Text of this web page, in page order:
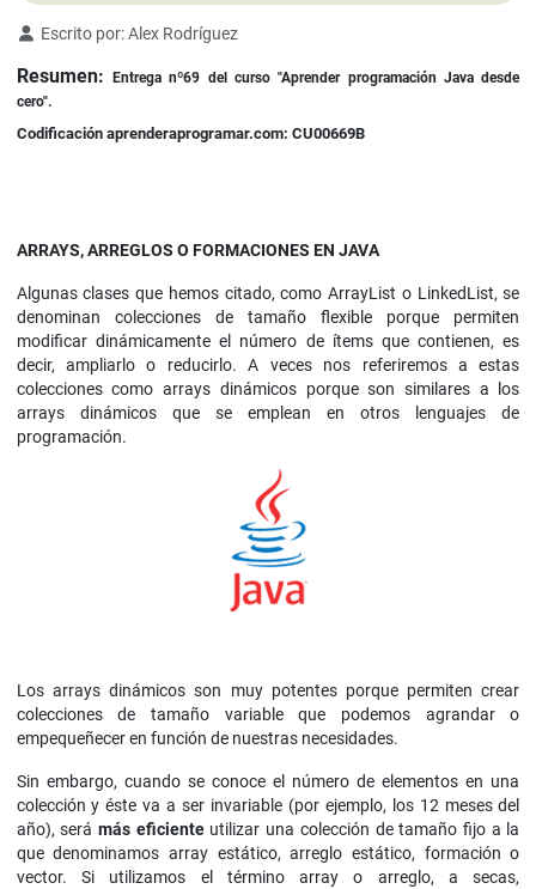
Detalles
Escrito por:Alex Rodríguez
Resumen:
Entrega nº69 del curso "Aprender programación Java desde
cero".
Codificación aprenderaprogramar.com: CU00669B
ARRAYS, ARREGLOS O FORMACIONES EN JAVA
Algunas clases que hemos citado, como ArrayList o LinkedList, se
denominan colecciones de tamaño flexible porque permiten
modificar dinámicamente el número de ítems que contienen, es
decir, ampliarlo o reducirlo. A veces nos referiremos a estas
colecciones como arrays dinámicos porque son similares a los
arrays dinámicos que se emplean en otros lenguajes de
programación.
Los arrays dinámicos son muy potentes porque permiten crear
colecciones de tamaño variable que podemos agrandar o
empequeñecer en función de nuestras necesidades.
Sin embargo, cuando se conoce el número de elementos en una
colección y éste va a ser invariable (por ejemplo, los 12 meses del
año), serámás eficienteutilizar una colección de tamaño fijo a la
que denominamos array estático, arreglo estático, formación o
vector. Si utilizamos el término array o arreglo, a secas,